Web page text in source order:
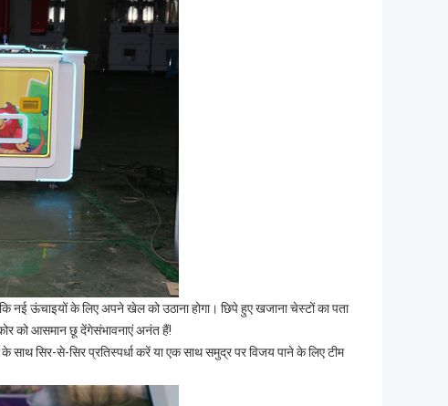
ऊंचाइयों के लिए अपने खेल को उठाना होगा। छिपे हुए खजाना चेस्टों का पता
को आसमान छू देंगेसंभावनाएं अनंत हैं!
सिर-से-सिर प्रतिस्पर्धा करें या एक साथ समुद्र पर विजय पाने के लिए टीम